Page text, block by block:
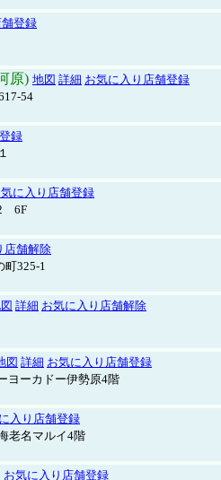
登録
原) 地図 詳細 お気に入り店舗登録
54
録
に入り店舗登録
6F
店舗解除
町325-1
詳細 お気に入り店舗解除
図 詳細 お気に入り店舗登録
ヨーカドー伊勢原4階
入り店舗登録
老名マルイ4階
お気に入り店舗登録